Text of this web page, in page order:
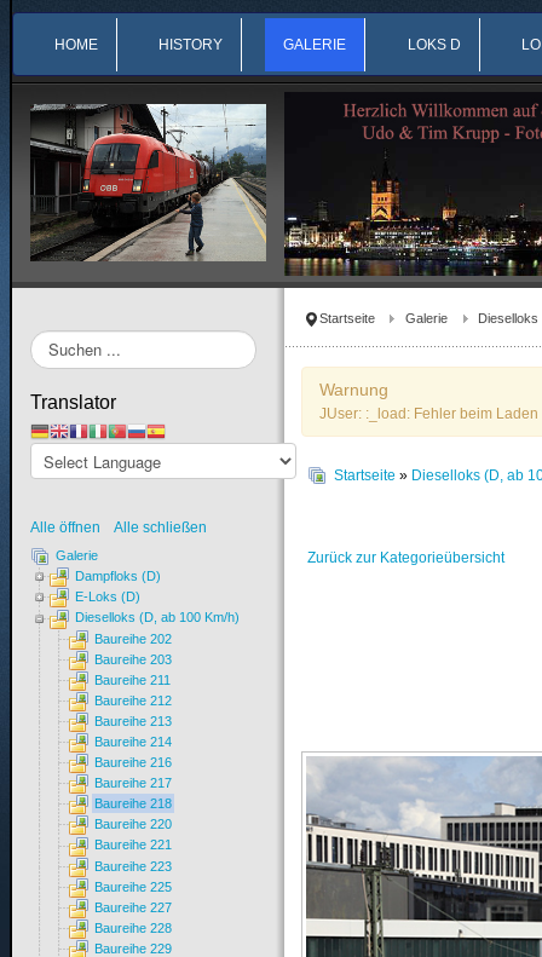
HOME HISTORY GALERIE LOKS D
Startseite Galerie
Warnung
JUser: :_load: Fehler beim
Startseite » Dieselloks (D, ab
Zurück zur Kategorieübersicht
Suchen
...
Translator
Alle öffnen Alle schließen
Galerie
Dampfloks (D)
E-Loks (D)
Dieselloks (D, ab 100 Km/h)
Baureihe 202
Baureihe 203
Baureihe 211
Baureihe 212
Baureihe 213
Baureihe 214
Baureihe 216
Baureihe 217
Baureihe 218
Baureihe 220
Baureihe 221
Baureihe 223
Baureihe 225
Baureihe 227
Baureihe 228
Baureihe 229